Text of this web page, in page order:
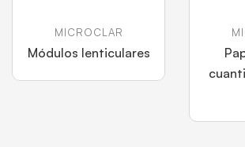
MICROCLAR
Módulos lenticulares